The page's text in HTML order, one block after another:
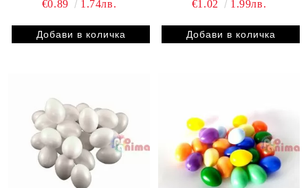
€0.89
1.74лв.
€1.02
1.99лв.